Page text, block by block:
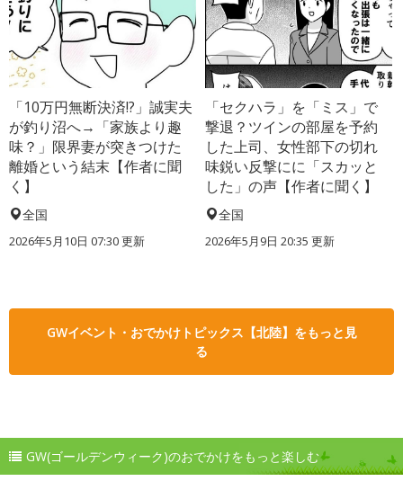
「10万円無断決済!?」誠実夫
が釣り沼へ→「家族より趣
味？」限界妻が突きつけた
離婚という結末【作者に聞
く】
全国
2026年5月10日 07:30 更新
「セクハラ」を「ミス」で
撃退？ツインの部屋を予約
した上司、女性部下の切れ
味鋭い反撃にに「スカッと
した」の声【作者に聞く】
全国
2026年5月9日 20:35 更新
GWイベント・おでかけトピックス【北陸】をもっと見
る
GW(ゴールデンウィーク)のおでかけをもっと楽しむ